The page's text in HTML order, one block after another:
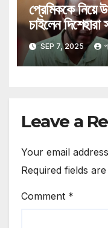
প্রেমিককে নিয়ে
চাইলেন দিশেহারা
SEP 7, 2025
Leave a
Your email
Required fields
Comment *